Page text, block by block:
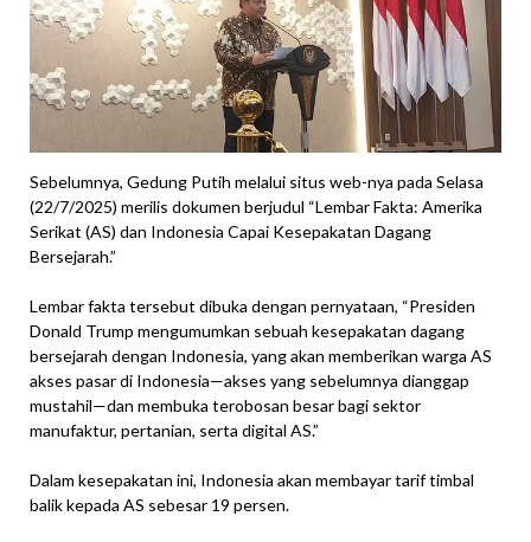
Sebelumnya, Gedung Putih melalui situs web-nya pada Selasa
(22/7/2025) merilis dokumen berjudul “Lembar Fakta: Amerika
Serikat (AS) dan Indonesia Capai Kesepakatan Dagang
Bersejarah.”
Lembar fakta tersebut dibuka dengan pernyataan, “Presiden
Donald Trump mengumumkan sebuah kesepakatan dagang
bersejarah dengan Indonesia, yang akan memberikan warga AS
akses pasar di Indonesia—akses yang sebelumnya dianggap
mustahil—dan membuka terobosan besar bagi sektor
manufaktur, pertanian, serta digital AS.”
Dalam kesepakatan ini, Indonesia akan membayar tarif timbal
balik kepada AS sebesar 19 persen.